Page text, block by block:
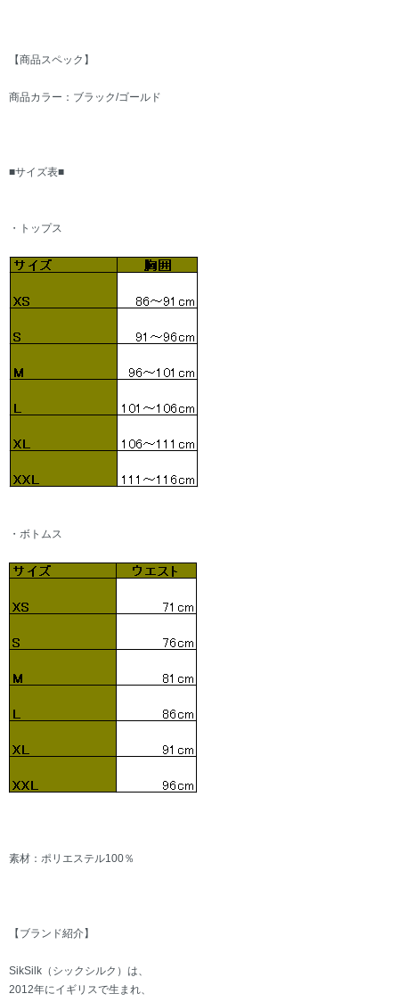
【商品スペック】
商品カラー：ブラック/ゴールド
■サイズ表■
・トップス
・ボトムス
素材：ポリエステル100％
【ブランド紹介】
SikSilk（シックシルク）は、
2012年にイギリスで生まれ、